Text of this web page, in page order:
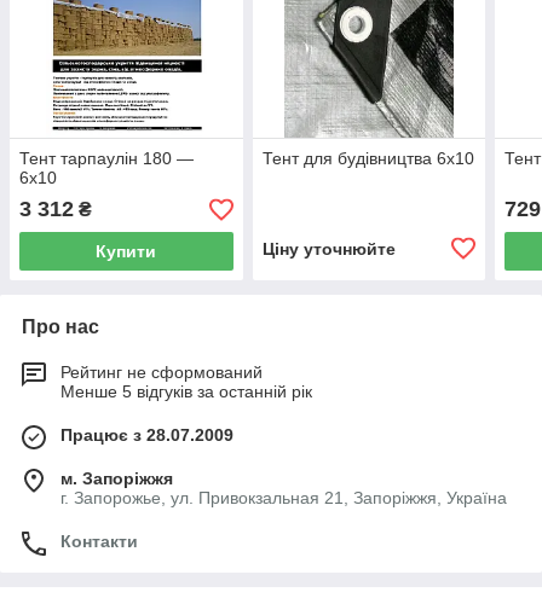
Тент тарпаулін 180 —
6х10
3 312 ₴
Купити
Тент для будівництва 6х10
Ціну уточнюйте
729
Про нас
Рейтинг не сформований
Менше 5 відгуків за останній рік
Працює з 28.07.2009
м. Запоріжжя
г. Запорожье, ул. Привокзальная 21, Запоріжжя, Україна
Контакти